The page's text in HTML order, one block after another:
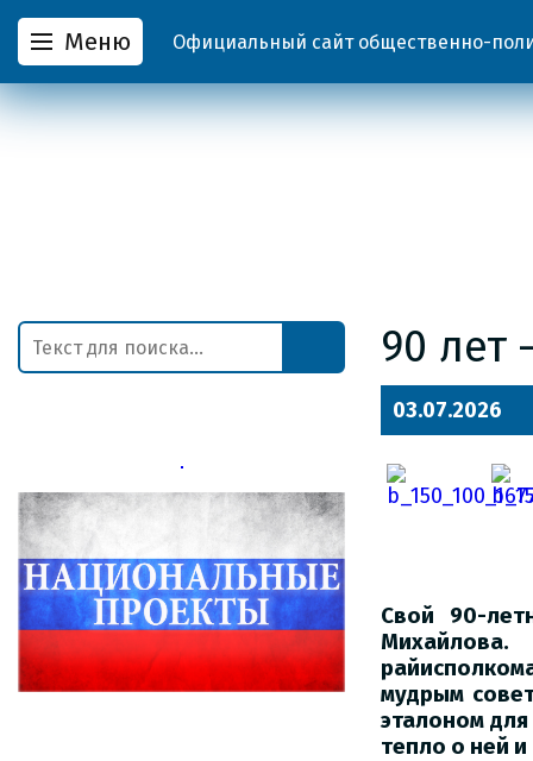
Меню Официальный сайт общественно-
90 лет
03.07.2026
Свой 90-
Михайлова.
мудрым
эталоном
тепло о ней